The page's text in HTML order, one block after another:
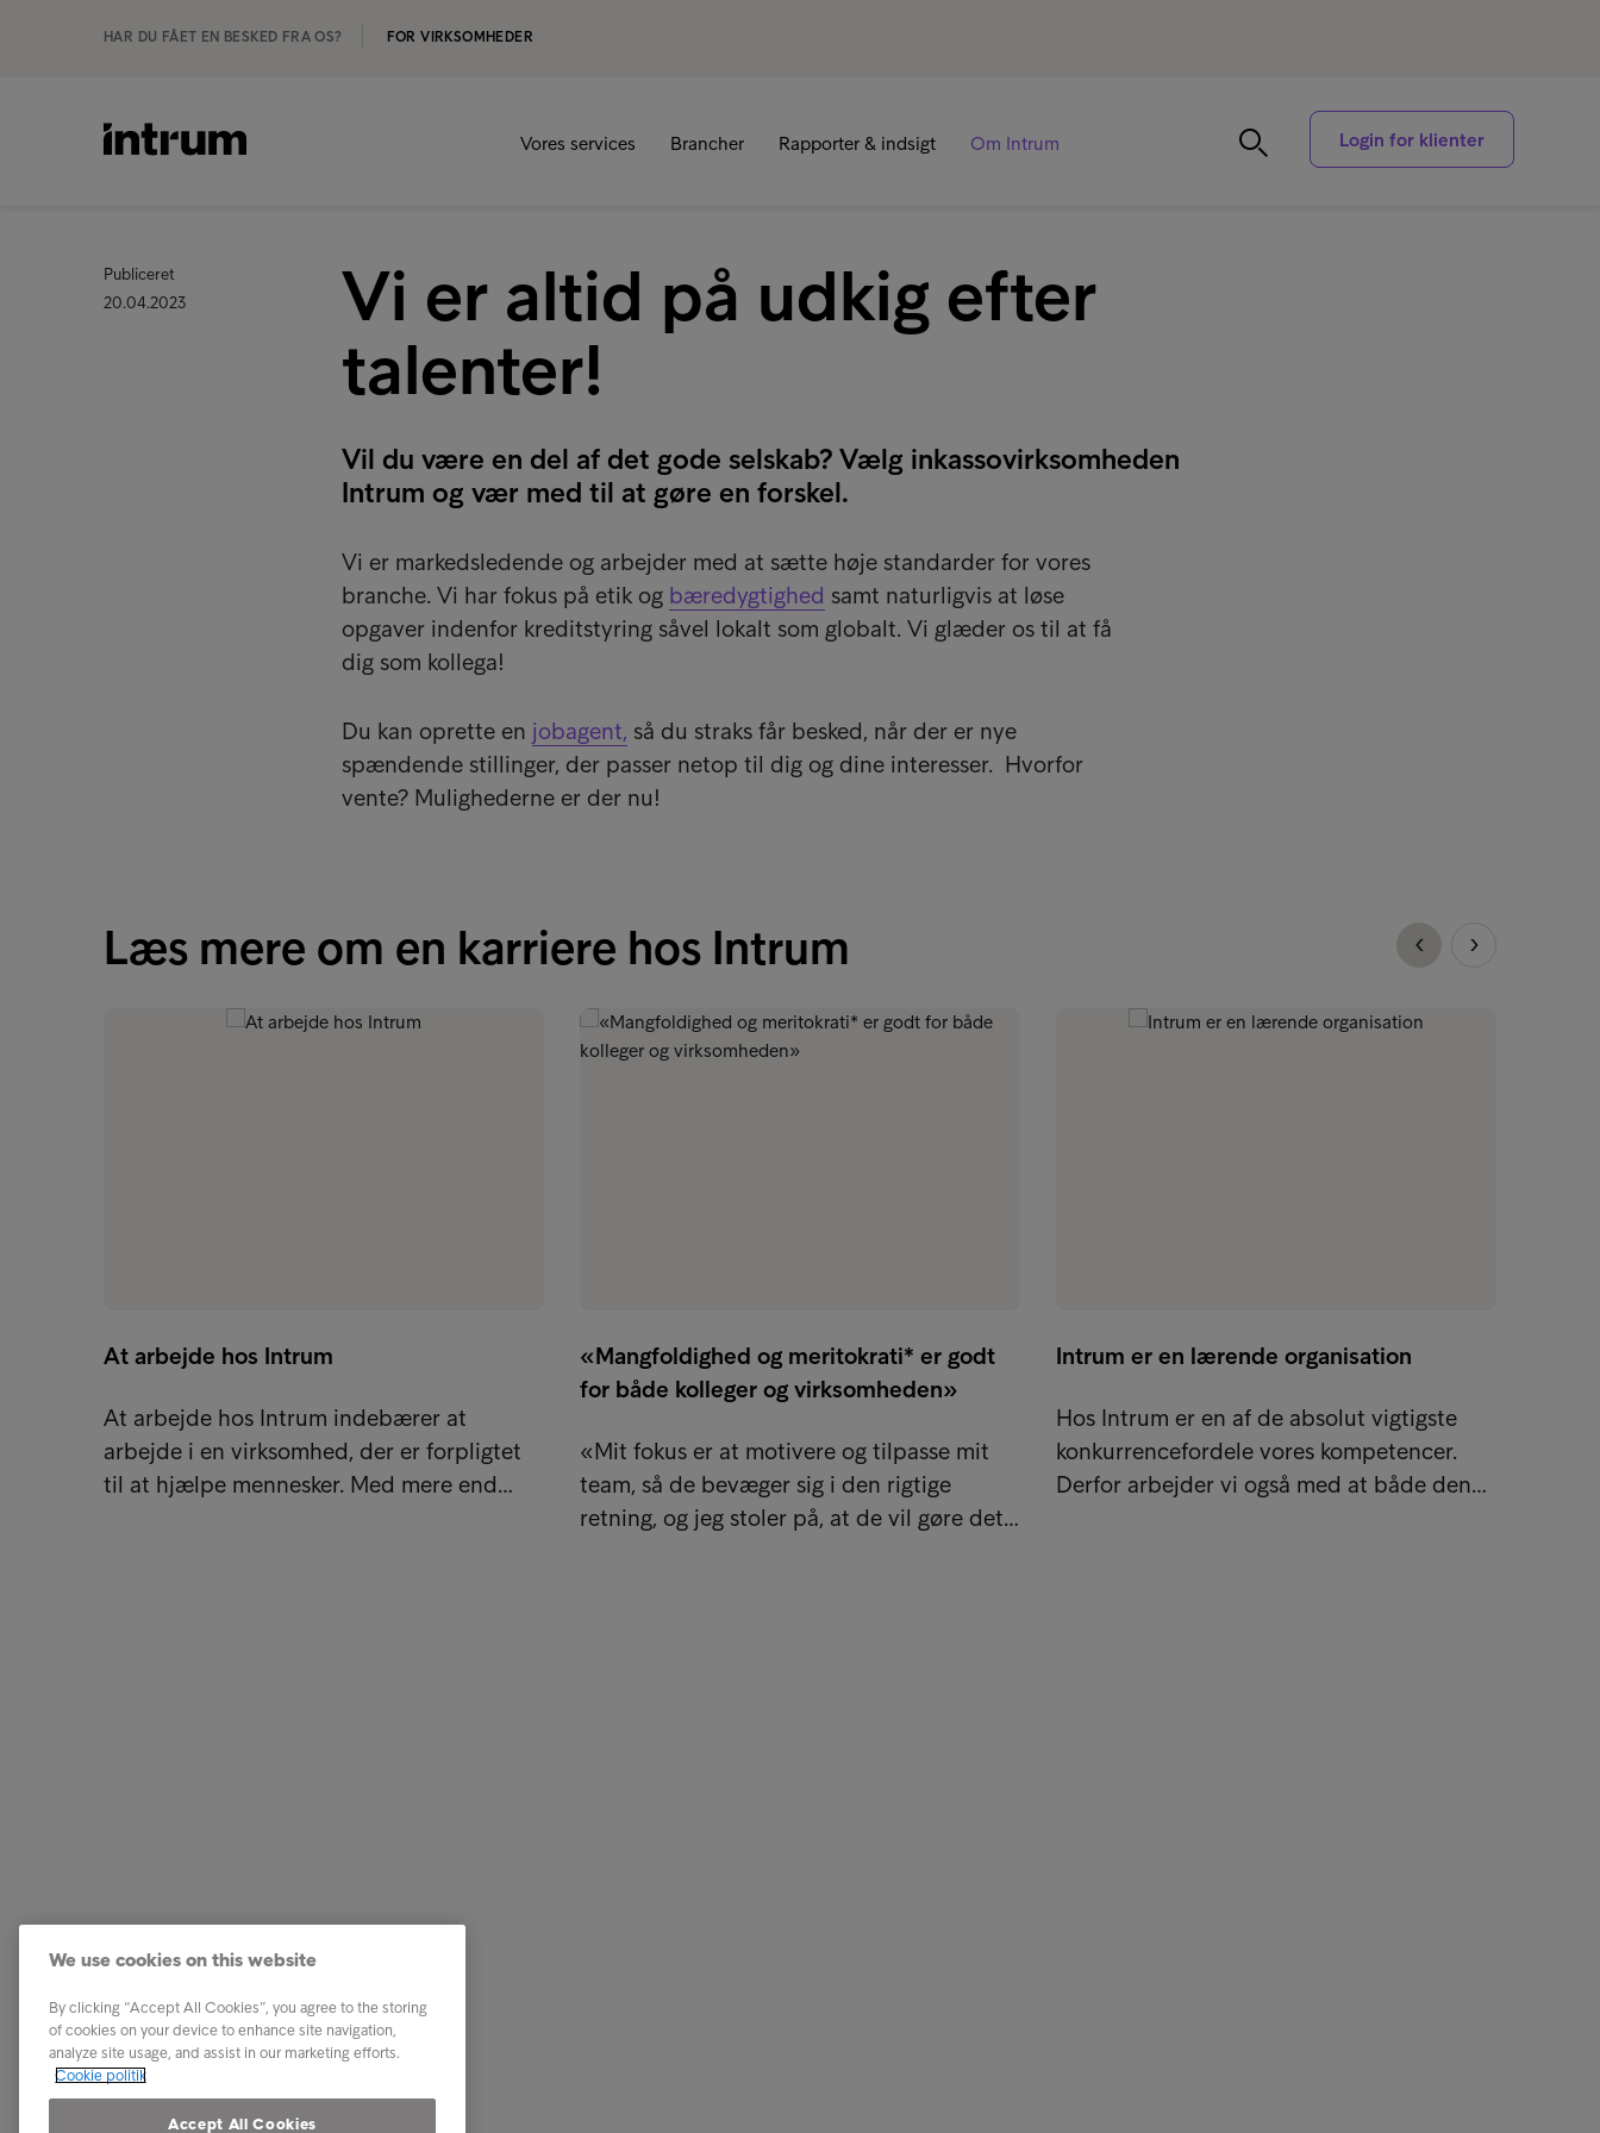
HAR DU FÅET EN BESKED FRA OS? FOR VIRKSOMHEDER
Vores services Brancher Rapporter & indsigt Om Intrum Login for klienter
Publiceret
20.04.2023
Vi er altid på udkig efter
talenter!
Vil du være en del af det gode selskab? Vælg inkassovirksomheden
Intrum og vær med til at gøre en forskel.
Vi er markedsledende og arbejder med at sætte høje standarder for vores
branche. Vi har fokus på etik og bæredygtighed samt naturligvis at løse
opgaver indenfor kreditstyring såvel lokalt som globalt. Vi glæder os til at få
dig som kollega!
Du kan oprette en jobagent, så du straks får besked, når der er nye
spændende stillinger, der passer netop til dig og dine interesser. Hvorfor
vente? Mulighederne er der nu!
Læs mere om en karriere hos Intrum
At arbejde hos Intrum
At arbejde hos Intrum indebærer at
arbejde i en virksomhed, der er forpligtet
til at hjælpe mennesker. Med mere end…
«Mangfoldighed og meritokrati* er godt
for både kolleger og virksomheden»
«Mit fokus er at motivere og tilpasse mit
team, så de bevæger sig i den rigtige
retning, og jeg stoler på, at de vil gøre det…
Intrum er en lærende organisation
Hos Intrum er en af de absolut vigtigste
konkurrencefordele vores kompetencer.
Derfor arbejder vi også med at både den…
Vores services
Rapporter & indsigt
Om Intrum
We use cookies on this website
By clicking “Accept All Cookies”, you agree to the storing
of cookies on your device to enhance site navigation,
analyze site usage, and assist in our marketing efforts.
Cookie politik
Accept All Cookies